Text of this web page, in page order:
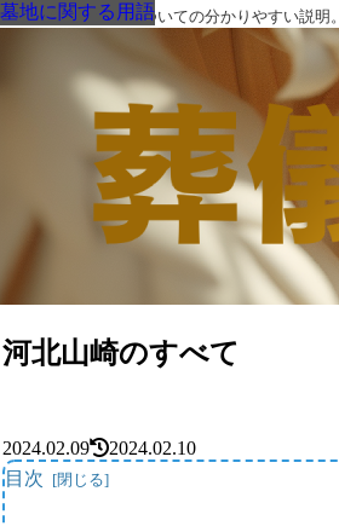
葬儀・葬式・法要についての分かりやすい説明。
河北山崎のすべて
墓地に関する用語
2024.02.09
2024.02.10
目次
墓地に関する用語
墓地に関する用語
墓地に関する用語
墓地に関する用語
墓地に関する用語
墓地に関する用語